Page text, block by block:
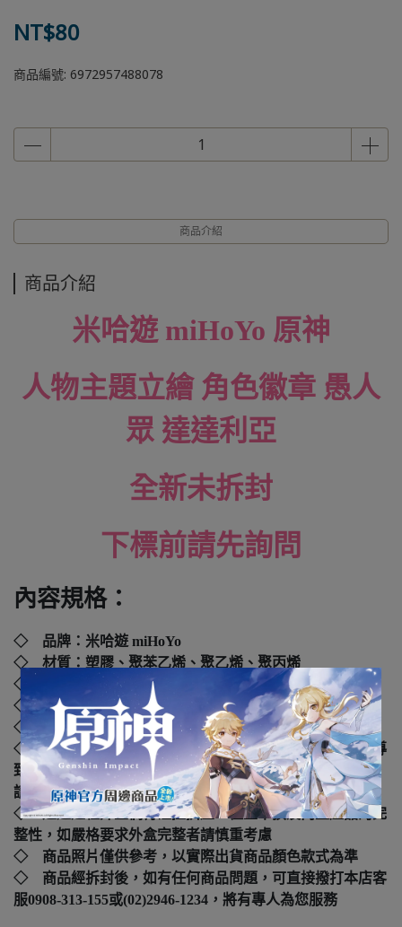
NT$80
商品編號: 6972957488078
商品介紹
商品介紹
米哈遊 miHoYo 原神
人物主題立繪 角色徽章 愚人
眾 達達利亞
全新未拆封
下標前請先詢問
內容規格：
◇ 品牌： 米哈遊 miHoYo
◇ 材質：塑膠、聚苯乙烯、聚乙烯、聚丙烯
◇ 尺寸：直徑約
7.5 cm
◇ 年齡：8歲以上
◇ 國際碼：
6972957488078
◇ 本產品如拆封或之後壓損後即無法恢復原狀，可能會導
致影響您的退貨權益，在您還不確定是否要辦理退貨以前，
請勿拆封
◇ 運送過程外盒偶有碰撞擠壓，但並不損及內盒產品的完
整性，如嚴格要求外盒完整者請慎重考慮
◇ 商品照片僅供參考，以實際出貨商品顏色款式為準
◇ 商品經拆封後，如有任何商品問題，可直接撥打本店客
服0908-313-155或(02)2946-1234，將有專人為您服務